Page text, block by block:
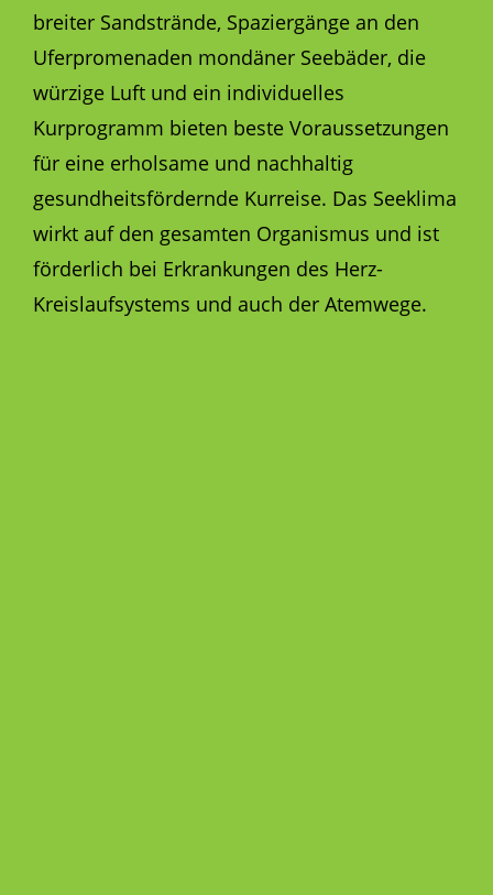
breiter Sandstrände, Spaziergänge an den
Uferpromenaden mondäner Seebäder, die
würzige Luft und ein individuelles
Kurprogramm bieten beste Voraussetzungen
für eine erholsame und nachhaltig
gesundheitsfördernde Kurreise. Das Seeklima
wirkt auf den gesamten Organismus und ist
förderlich bei Erkrankungen des Herz-
Kreislaufsystems und auch der Atemwege.